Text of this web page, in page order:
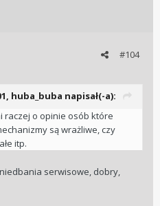
#104
huba_buba napisał(-a):
raczej o opinie osób które
są wrażliwe, czy
itp.
serwisowe, dobry,